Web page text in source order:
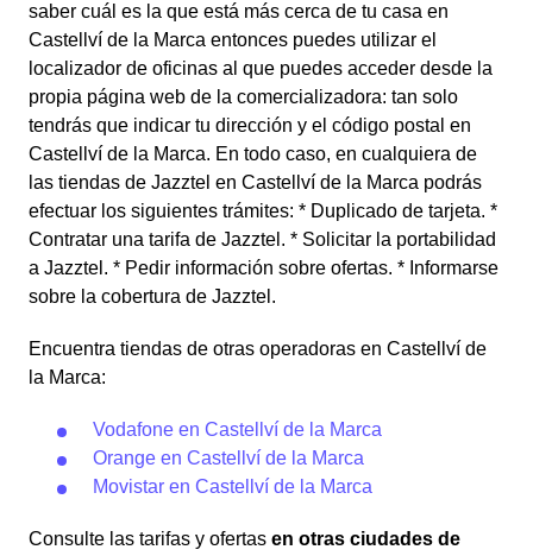
saber cuál es la que está más cerca de tu casa en
Castellví de la Marca entonces puedes utilizar el
localizador de oficinas al que puedes acceder desde la
propia página web de la comercializadora: tan solo
tendrás que indicar tu dirección y el código postal en
Castellví de la Marca. En todo caso, en cualquiera de
las tiendas de Jazztel en Castellví de la Marca podrás
efectuar los siguientes trámites: * Duplicado de tarjeta. *
Contratar una tarifa de Jazztel. * Solicitar la portabilidad
a Jazztel. * Pedir información sobre ofertas. * Informarse
sobre la cobertura de Jazztel.
Encuentra tiendas de otras operadoras en Castellví de
la Marca:
Vodafone en Castellví de la Marca
Orange en Castellví de la Marca
Movistar en Castellví de la Marca
Consulte las tarifas y ofertas en otras ciudades de